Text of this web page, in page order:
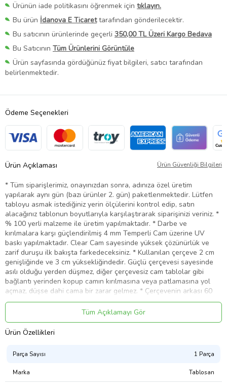
Ürünün iade politikasını öğrenmek için tıklayın.
Bu ürün İdanova E Ticarettarafından gönderilecektir.
Bu satıcının ürünlerinde geçerli 350,00 TL Üzeri Kargo Bedava
Bu Satıcının Tüm Ürünlerini Görüntüle
Ürün sayfasında gördüğünüz fiyat bilgileri, satıcı tarafından
belirlenmektedir.
Ödeme Seçenekleri
Ürün Açıklaması Ürün Güvenliği Bilgileri
* Tüm siparişlerimiz, onayınızdan sonra, adınıza özel üretim
yapılarak aynı gün (bazı ürünler 2. gün) paketlenmektedir. Lütfen
tabloyu asmak istediğiniz yerin ölçülerini kontrol edip, satın
alacağınız tablonun boyutlarıyla karşılaştırarak siparişinizi veriniz. *
% 100 yerli malzeme ile üretim yapılmaktadır. * Darbe ve
kırılmalara karşı güçlendirilmiş 4 mm Temperli Cam üzerine UV
baskı yapılmaktadır. Clear Cam sayesinde yüksek çözünürlük ve
zarif duruşu ilk bakışta farkedeceksiniz. * Kullanılan çerçeve 2 cm
genişliğinde ve 3 cm yüksekliğindedir. Güçlü çerçevesi sayesinde
asılı olduğu yerden düşmez, diğer çerçevesiz cam tablolar gibi
bağlantı yerinden kopup camın kırılmasına veya patlamasına yol
açmaz, düşse dahi cama bir zarar gelmez. * Çerçevenin arkası 60
gr. kapama beziyle veya kraft kağıtla kapanarak temiz bir görünüm
elde edilmiştir. * Kullanılan kaliteli malzemeler sayesinde yıllarca
rengini korur, solma yapmaz; tablonun ömrünü uzatmak için direkt
gün ışığından korunaklı ve kalorifer, klima, soba gibi ısı
Tüm Açıklamayı Gör
Ürün Özellikleri
Parça Sayısı 1 Parça
Marka Tablosan